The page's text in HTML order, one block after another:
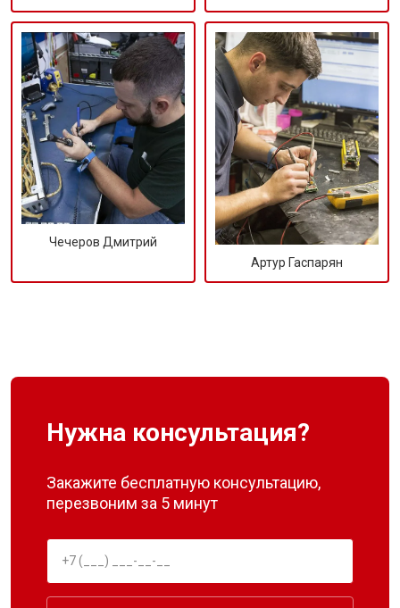
Чечеров Дмитрий
Артур Гаспарян
Нужна консультация?
Закажите бесплатную консультацию,
перезвоним за 5 минут